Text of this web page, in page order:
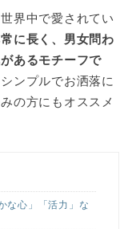
界中で愛されてい
に長く、男女問わ
あるモチーフで
ンプルでお洒落に
の方にもオススメ
な心」「活力」な